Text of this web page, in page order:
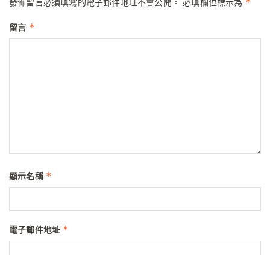
發佈留言必須填寫的電子郵件地址不會公開。 必填欄位標示為 *
留言 *
顯示名稱 *
電子郵件地址 *